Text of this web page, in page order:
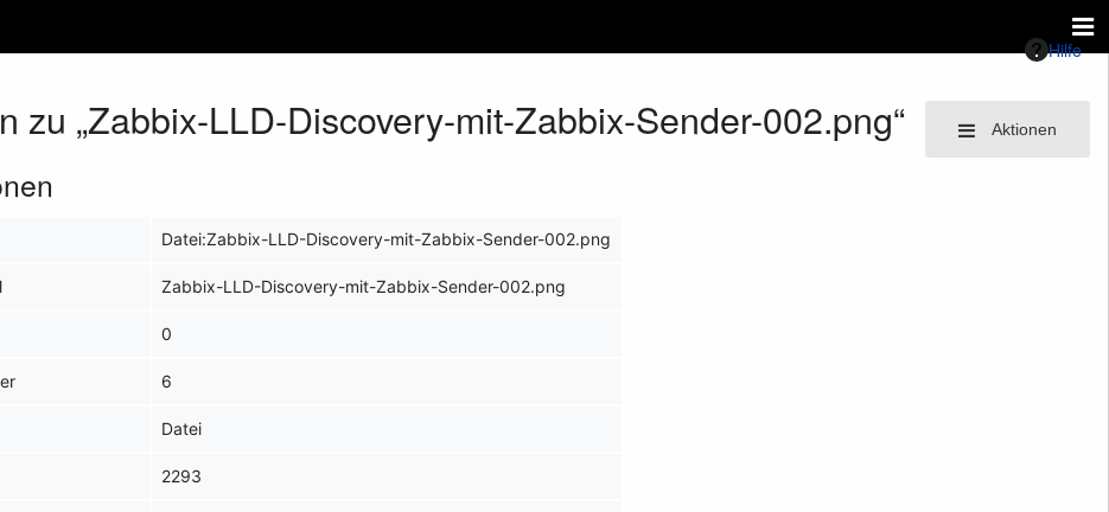
Hilfe
Aktionen
zu „Zabbix-LLD-Discovery-mit-Zabbix-Sender-002.png“
Datei:Zabbix-LLD-Discovery-mit-Zabbix-Sender-002.png
Zabbix-LLD-Discovery-mit-Zabbix-Sender-002.png
0
6
Datei
2293